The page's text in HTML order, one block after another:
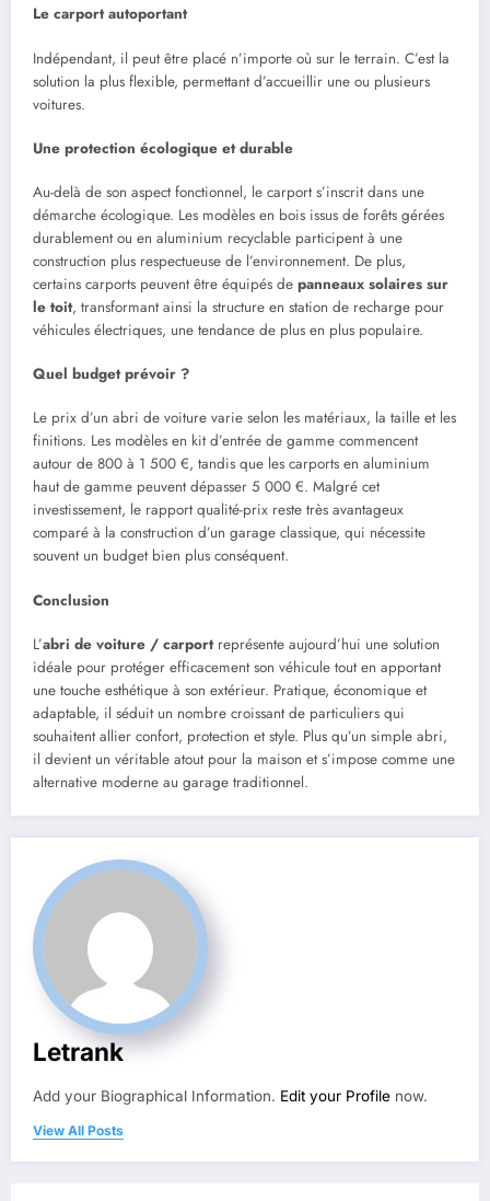
Le carport autoportant
Indépendant, il peut être placé n’importe où sur le terrain. C’est la
solution la plus flexible, permettant d’accueillir une ou plusieurs
voitures.
Une protection écologique et durable
Au-delà de son aspect fonctionnel, le carport s’inscrit dans une
démarche écologique. Les modèles en bois issus de forêts gérées
durablement ou en aluminium recyclable participent à une
construction plus respectueuse de l’environnement. De plus,
certains carports peuvent être équipés de panneaux solaires sur
le toit, transformant ainsi la structure en station de recharge pour
véhicules électriques, une tendance de plus en plus populaire.
Quel budget prévoir ?
Le prix d’un abri de voiture varie selon les matériaux, la taille et les
finitions. Les modèles en kit d’entrée de gamme commencent
autour de 800 à 1 500 €, tandis que les carports en aluminium
haut de gamme peuvent dépasser 5 000 €. Malgré cet
investissement, le rapport qualité-prix reste très avantageux
comparé à la construction d’un garage classique, qui nécessite
souvent un budget bien plus conséquent.
Conclusion
L’abri de voiture / carportreprésente aujourd’hui une solution
idéale pour protéger efficacement son véhicule tout en apportant
une touche esthétique à son extérieur. Pratique, économique et
adaptable, il séduit un nombre croissant de particuliers qui
souhaitent allier confort, protection et style. Plus qu’un simple abri,
il devient un véritable atout pour la maison et s’impose comme une
alternative moderne au garage traditionnel.
Letrank
Add your Biographical Information. Edit your Profile now.
View All Posts